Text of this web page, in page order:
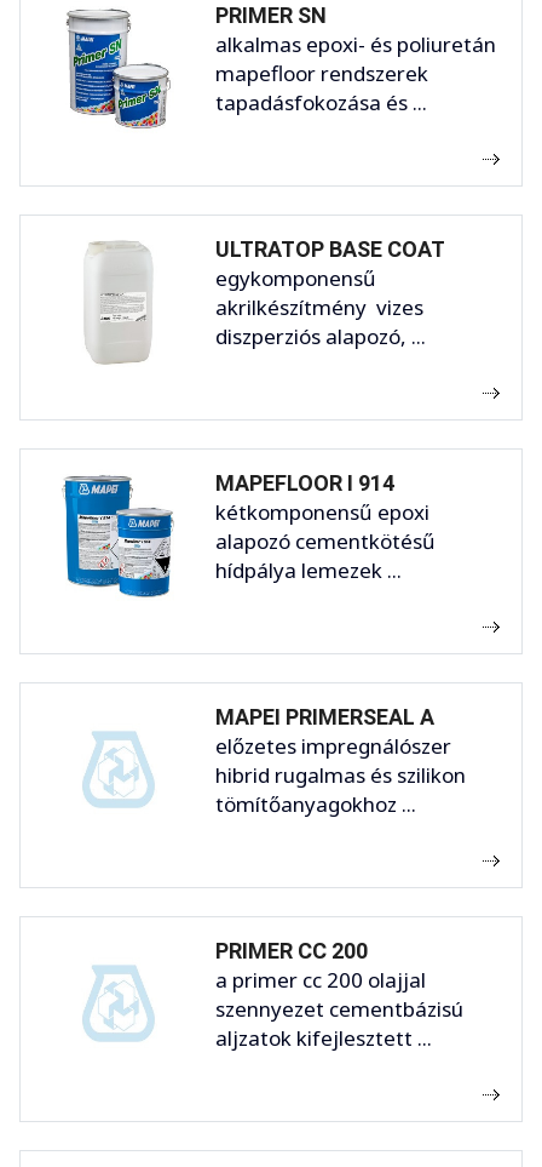
PRIMER SN
alkalmas epoxi- és poliuretán
mapefloor rendszerek
tapadásfokozása és ...
ULTRATOP BASE COAT
egykomponensű
akrilkészítmény vizes
diszperziós alapozó, ...
MAPEFLOOR I 914
kétkomponensű epoxi
alapozó cementkötésű
hídpálya lemezek ...
MAPEI PRIMERSEAL A
előzetes impregnálószer
hibrid rugalmas és szilikon
tömítőanyagokhoz ...
PRIMER CC 200
a primer cc 200 olajjal
szennyezet cementbázisú
aljzatok kifejlesztett ...